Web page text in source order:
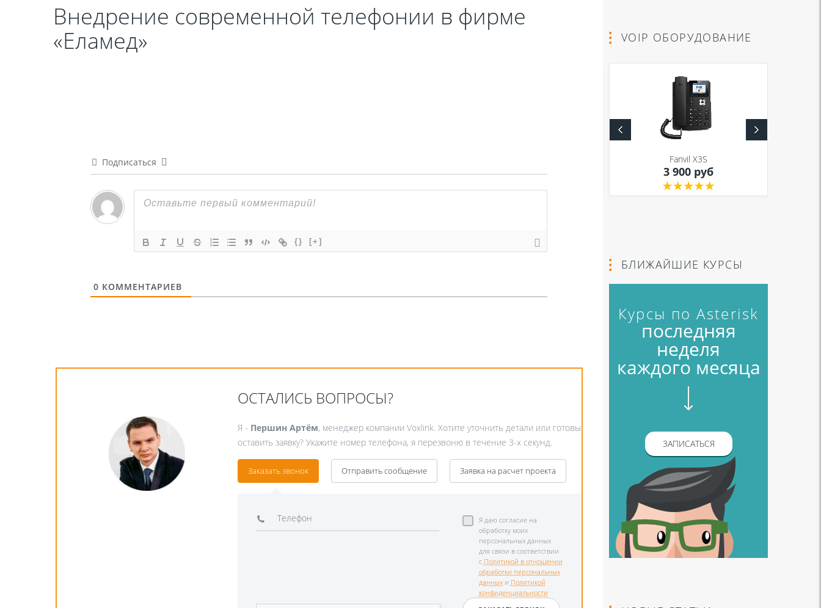
Внедрение современной телефонии в фирме
«Еламед»
Подписаться
{} [+]
0 КОММЕНТАРИЕВ
ОСТАЛИСЬ ВОПРОСЫ?
Я - Першин Артём, менеджер компании Voxlink. Хотите уточнить детали или готовы
оставить заявку? Укажите номер телефона, я перезвоню в течение 3-х секунд.
Заказать звонок
Я даю согласие на
обработку моих
персональных данных
для связи в соответствии
с Политикой в отношении
обработки персональных
данныхи Политикой
конфиденциальности
Отправить сообщение Заявка на расчет проекта
VOIP ОБОРУДОВАНИЕ
Fanvil X3S
3 900 руб
БЛИЖАЙШИЕ КУРСЫ
Курсы по Asterisk
последняя
неделя
каждого месяца
ЗАПИСАТЬСЯ